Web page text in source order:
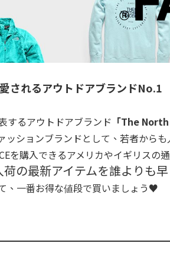
されるアウトドアブランドNo.1
するアウトドアブランド 「The
ッションブランドとして、若者からも
を購入できるアメリカやイギリスの
の最新アイテムを誰よりも
、一番お得な値段で買いましょう♥